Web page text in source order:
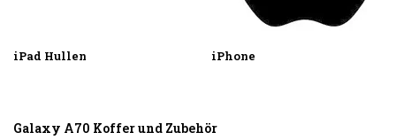
iPad Hullen iPhone
Galaxy A70 Koffer und Zubehör